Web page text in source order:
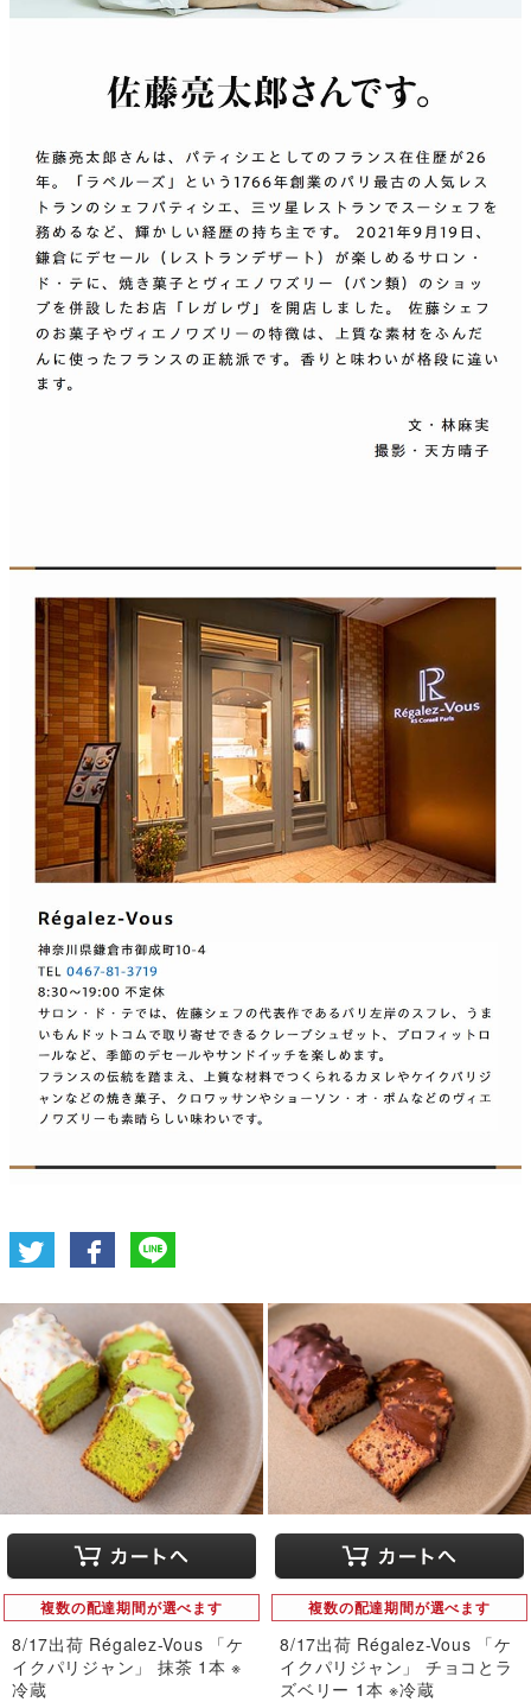
複数の配達期間が選べます
8/17出荷 Régalez-Vous 「ケ
イクパリジャン」 抹茶 1本 ※
冷蔵
複数の配達期間が選べます
8/17出荷 Régalez-Vous 「ケ
イクパリジャン」 チョコとラ
ズベリー 1本 ※冷蔵